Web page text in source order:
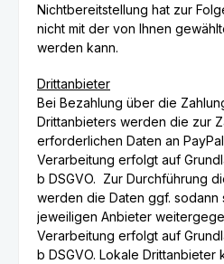
Nichtbereitstellung hat zur
nicht mit der von Ihnen
werden kann.
Drittanbieter
Bei Bezahlung über die
Drittanbieters werden die zur
erforderlichen Daten an
Verarbeitung erfolgt auf
b DSGVO. Zur Durchführung
werden die Daten ggf. sodann
jeweiligen Anbieter
Verarbeitung erfolgt auf
b DSGVO. Lokale